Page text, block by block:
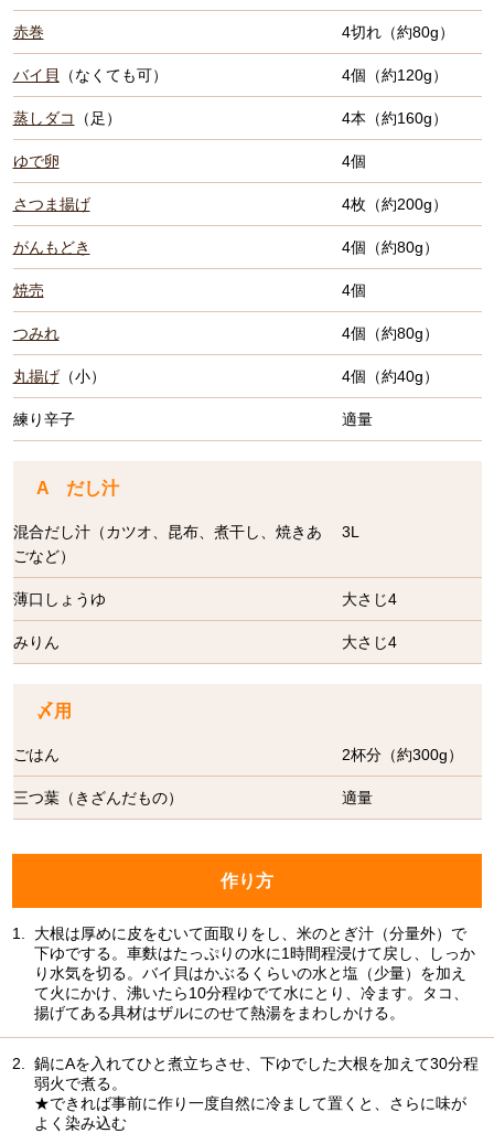
赤巻 4切れ（約80g）
バイ貝 （なくても可） 4個（約120g）
蒸しダコ （足） 4本（約160g）
ゆで卵 4個
さつま揚げ 4枚（約200g）
がんもどき 4個（約80g）
焼売 4個
つみれ 4個（約80g）
丸揚げ（小） 4個（約40g）
練り辛子 適量
A だし汁
混合だし汁（カツオ、昆布、煮干し、焼きあ
ごなど）
3L
薄口しょうゆ 大さじ4
みりん 大さじ4
〆用
ごはん 2杯分（約300g）
三つ葉（きざんだもの） 適量
作り方
1.
大根は厚めに皮をむいて面取りをし、米のとぎ汁（分量外）で
下ゆでする。車麩はたっぷりの水に1時間程浸けて戻し、しっか
り水気を切る。バイ貝はかぶるくらいの水と塩（少量）を加え
て火にかけ、沸いたら10分程ゆでて水にとり、冷ます。タコ、
揚げてある具材はザルにのせて熱湯をまわしかける。
2.
鍋にAを入れてひと煮立ちさせ、下ゆでした大根を加えて30分程
弱火で煮る。
★できれば事前に作り一度自然に冷まして置くと、さらに味が
よく染み込む